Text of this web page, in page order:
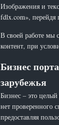
Изображения и
fdlx.com», перейдя
В своей работе мы
контент, при
Бизнес
зарубежья
Бизнес – это
нет проверенного
предоставляя